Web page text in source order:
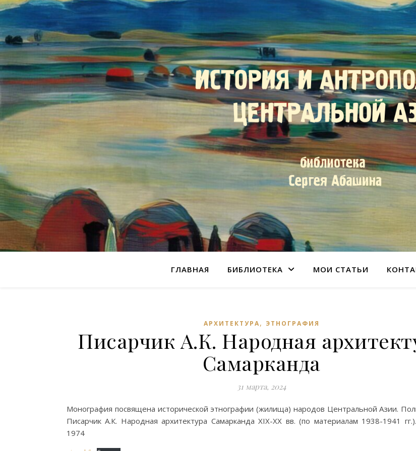
ГЛАВНАЯ БИБЛИОТЕКА МОИ СТАТЬИ
АРХИТЕКТУРА, ЭТНОГРАФИЯ
Писарчик А.К. Народная
Самарканда
31 марта, 2024
Монография посвящена исторической этнографии (жилища) народов Центральной Азии.
Писарчик А.К. Народная архитектура Самарканда XIX-XX вв. (по материалам 1938-1941
1974